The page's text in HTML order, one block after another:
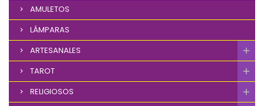
AMULETOS
LÁMPARAS
ARTESANALES
TAROT
RELIGIOSOS